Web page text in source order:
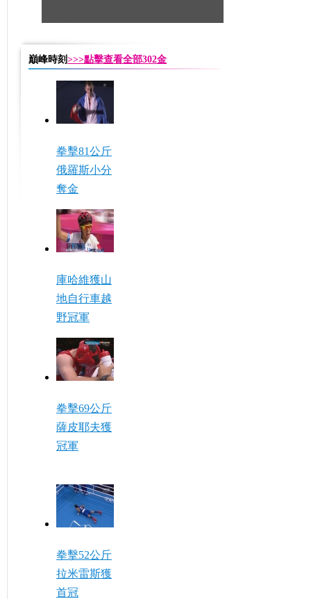
巔峰時刻 >>>點擊查看全部302金
拳擊81公斤
俄羅斯小分
奪金
庫哈維獲山
地自行車越
野冠軍
拳擊69公斤
薩皮耶夫獲
冠軍
拳擊52公斤
拉米雷斯獲
首冠